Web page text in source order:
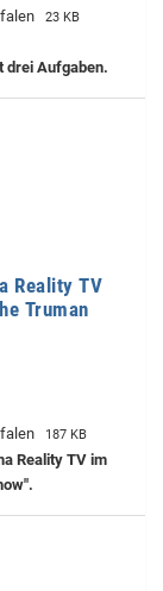
23 KB
drei Aufgaben.
Reality TV
Truman
187 KB
Reality TV im